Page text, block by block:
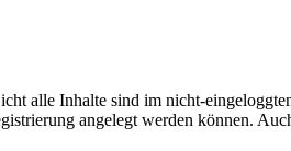
alle Inhalte sind im nicht-
angelegt werden können.